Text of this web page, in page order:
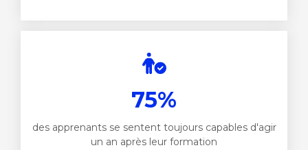
75%
des apprenants se sentent toujours capables d'agir
un an après leur formation